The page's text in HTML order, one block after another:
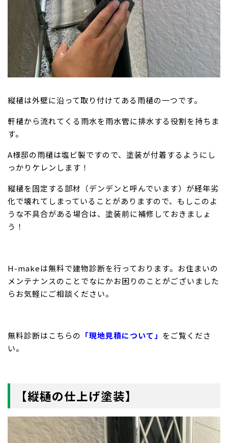
縦樋は外壁に沿って取り付けてある雨樋の一つです。
軒樋から流れてくる雨水を雨水管に排水する役割を持ちま
す。
A様邸の雨樋は塩ビ製ですので、塗装が付着するようにし
っかりケレンします！
縦樋を固定する部材（デンデンと呼んでいます）が経年劣
化で壊れてしまっていることがありますので、もしこのよ
うな不具合がある場合は、塗装前に補修しておきましょ
う！
H-makeは無料で建物診断を行っております。お住まいの
メンテナンスのことでなにかお困りのことがございました
らお気軽にご相談ください。
無料診断はこちらの 「現地見積について」 をご覧くださ
い。
【縦樋の仕上げ塗装】